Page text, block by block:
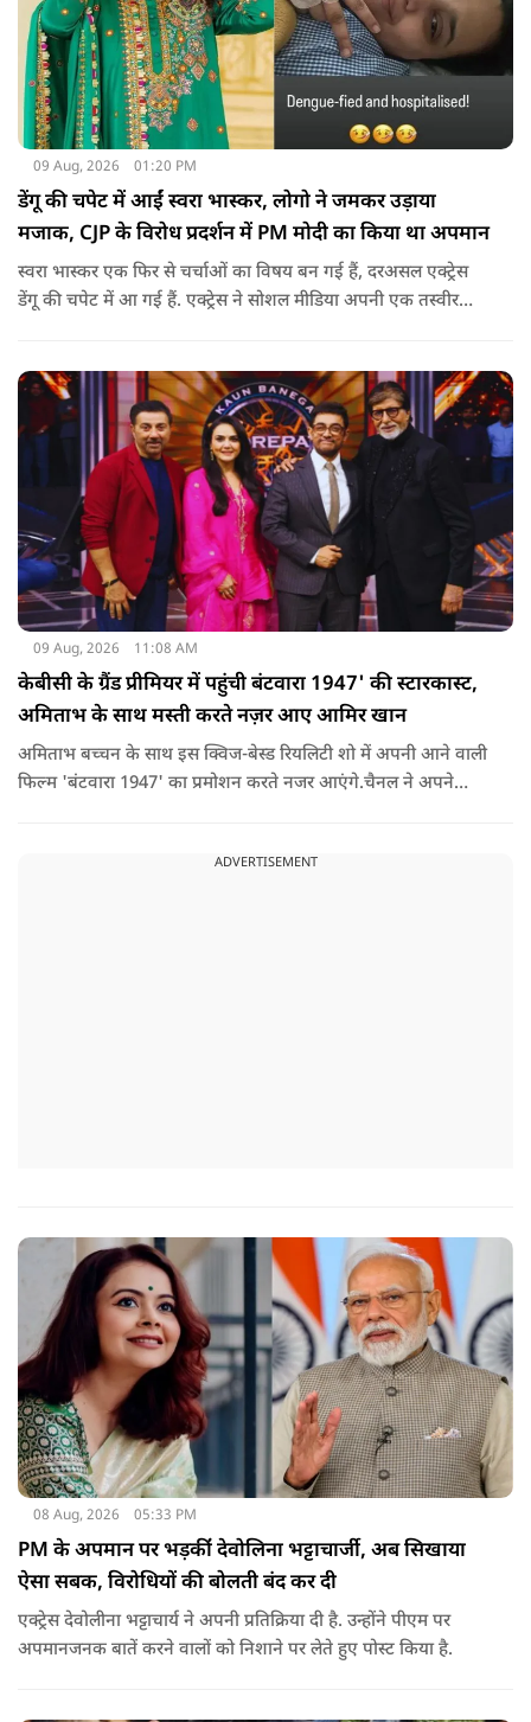
09 Aug, 2026 01:20 PM
डेंगू की चपेट में आईं स्वरा भास्कर, लोगो ने जमकर उड़ाया
मजाक, CJP के विरोध प्रदर्शन में PM मोदी का किया था अपमान
स्वरा भास्कर एक फिर से चर्चाओं का विषय बन गई हैं, दरअसल एक्ट्रेस
डेंगू की चपेट में आ गई हैं. एक्ट्रेस ने सोशल मीडिया अपनी एक तस्वीर
09 Aug, 2026 11:08 AM
केबीसी के ग्रैंड प्रीमियर में पहुंची बंटवारा 1947' की स्टारकास्ट,
अमिताभ के साथ मस्ती करते नज़र आए आमिर खान
अमिताभ बच्चन के साथ इस क्विज-बेस्ड रियलिटी शो में अपनी आने वाली
फिल्म 'बंटवारा 1947' का प्रमोशन करते नजर आएंगे.चैनल ने अपने
ADVERTISEMENT
08 Aug, 2026 05:33 PM
PM के अपमान पर भड़कींं देवोलिना भट्टाचार्जी, अब सिखाया
ऐसा सबक, विरोधियों की बोलती बंद कर दी
एक्ट्रेस देवोलीना भट्टाचार्य ने अपनी प्रतिक्रिया दी है. उन्होंने पीएम पर
अपमानजनक बातें करने वालों को निशाने पर लेते हुए पोस्ट किया है.